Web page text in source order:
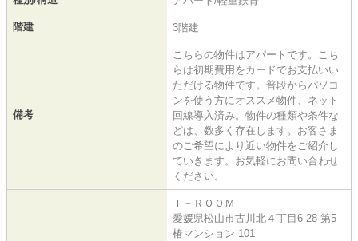
階建 3階建
備考
こちらの物件はアパートです。こち
らは初期費用をカードでお支払いい
ただける物件です。普段からパソコ
ンを使う方にオススメ物件、ネット
回線導入済み。物件の種類や条件な
どは、数多く存在します。お客さま
のご希望により近い物件をご紹介し
ていきます。お気軽にお問い合わせ
ください。
Ｉ－ＲＯＯＭ
愛媛県松山市古川北４丁目6-28 第5
椿マンション 101